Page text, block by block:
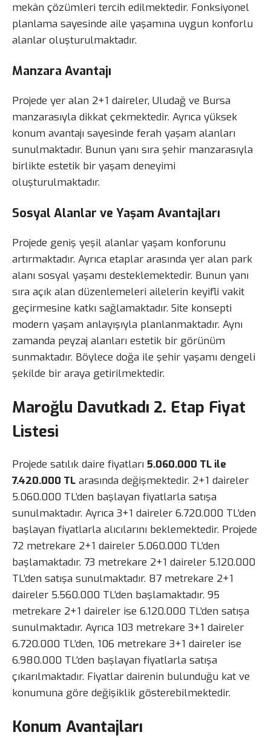
mekân çözümleri tercih edilmektedir. Fonksiyonel
planlama sayesinde aile yaşamına uygun konforlu
alanlar oluşturulmaktadır.
Manzara Avantajı
Projede yer alan 2+1 daireler, Uludağ ve Bursa
manzarasıyla dikkat çekmektedir. Ayrıca yüksek
konum avantajı sayesinde ferah yaşam alanları
sunulmaktadır. Bunun yanı sıra şehir manzarasıyla
birlikte estetik bir yaşam deneyimi
oluşturulmaktadır.
Sosyal Alanlar ve Yaşam Avantajları
Projede geniş yeşil alanlar yaşam konforunu
artırmaktadır. Ayrıca etaplar arasında yer alan park
alanı sosyal yaşamı desteklemektedir. Bunun yanı
sıra açık alan düzenlemeleri ailelerin keyifli vakit
geçirmesine katkı sağlamaktadır. Site konsepti
modern yaşam anlayışıyla planlanmaktadır. Aynı
zamanda peyzaj alanları estetik bir görünüm
sunmaktadır. Böylece doğa ile şehir yaşamı dengeli
şekilde bir araya getirilmektedir.
Maroğlu Davutkadı 2. Etap Fiyat
Listesi
Projede satılık daire fiyatları 5.060.000 TL ile
7.420.000 TL arasında değişmektedir. 2+1 daireler
5.060.000 TL’den başlayan fiyatlarla satışa
sunulmaktadır. Ayrıca 3+1 daireler 6.720.000 TL’den
başlayan fiyatlarla alıcılarını beklemektedir. Projede
72 metrekare 2+1 daireler 5.060.000 TL’den
başlamaktadır. 73 metrekare 2+1 daireler 5.120.000
TL’den satışa sunulmaktadır. 87 metrekare 2+1
daireler 5.560.000 TL’den başlamaktadır. 95
metrekare 2+1 daireler ise 6.120.000 TL’den satışa
sunulmaktadır. Ayrıca 103 metrekare 3+1 daireler
6.720.000 TL’den, 106 metrekare 3+1 daireler ise
6.980.000 TL’den başlayan fiyatlarla satışa
çıkarılmaktadır. Fiyatlar dairenin bulunduğu kat ve
konumuna göre değişiklik gösterebilmektedir.
Konum Avantajları